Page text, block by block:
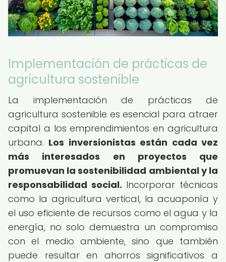
Implementación de prácticas de
agricultura sostenible
La implementación de prácticas de
agricultura sostenible es esencial para atraer
capital a los emprendimientos en agricultura
urbana. Los inversionistas están cada vez
más interesados en proyectos que
promuevan la sostenibilidad ambiental y la
responsabilidad social. Incorporar técnicas
como la agricultura vertical, la acuaponía y
el uso eficiente de recursos como el agua y la
energía, no solo demuestra un compromiso
con el medio ambiente, sino que también
puede resultar en ahorros significativos a